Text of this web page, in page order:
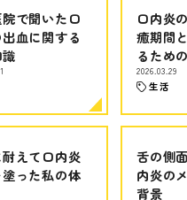
で聞いた口
血に関する
口内炎
癒期間
るため
2026.03.29
生活
えて口内炎
塗った私の体
舌の側
内炎の
背景